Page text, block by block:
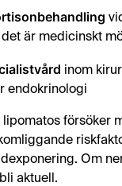
det är medicinskt
inom
endokrinologi
försöker
Om
aktuell.